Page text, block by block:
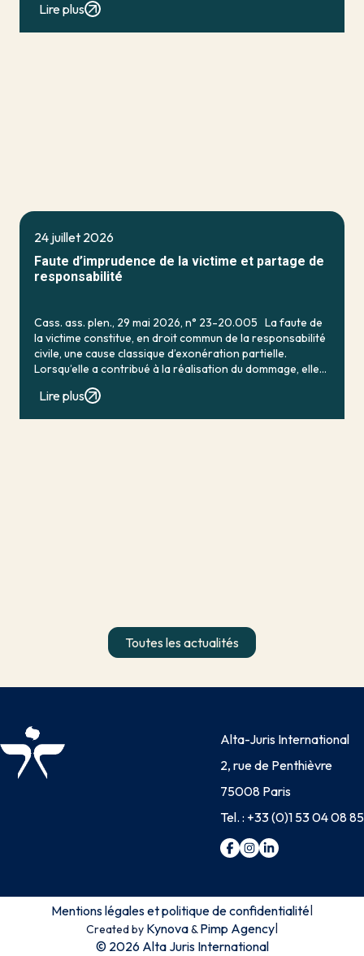
Lire plus
24 juillet 2026
Faute d’imprudence de la victime et partage de
responsabilité
Cass. ass. plen., 29 mai 2026, n° 23-20.005 La faute de
la victime constitue, en droit commun de la responsabilité
civile, une cause classique d’exonération partielle.
Lorsqu’elle a contribué à la réalisation du dommage, elle
conduit en principe à […]
Lire plus
Toutes les actualités
Alta-Juris International
2, rue de Penthièvre
75008 Paris
Tel. : +33 (0)1 53 04 08 85
Mentions légales et politique de confidentialité|
Created by Kynova&Pimp Agency|
© 2026 Alta Juris International